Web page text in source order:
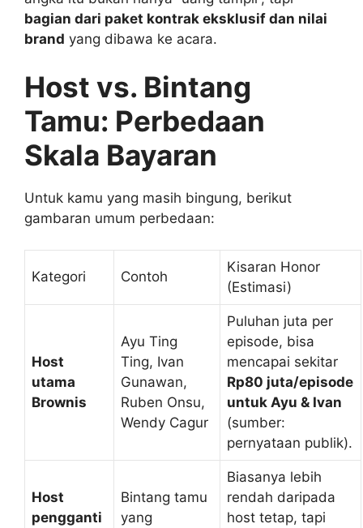
bagian dari paket kontrak eksklusif dan nilai
brand yang dibawa ke acara.
Host vs. Bintang
Tamu: Perbedaan
Skala Bayaran
Untuk kamu yang masih bingung, berikut
gambaran umum perbedaan:
Kategori Contoh
Kisaran Honor
(Estimasi)
Host
utama
Brownis
Ayu Ting
Ting, Ivan
Gunawan,
Ruben Onsu,
Wendy Cagur
Puluhan juta per
episode, bisa
mencapai sekitar
Rp80 juta/episode
untuk Ayu & Ivan
(sumber:
pernyataan publik).
Host
pengganti
Bintang tamu
yang
Biasanya lebih
rendah daripada
host tetap, tapi